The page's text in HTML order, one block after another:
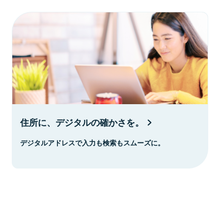
住所に、デジタルの確かさを。
デジタルアドレスで入力も検索もスムーズに。